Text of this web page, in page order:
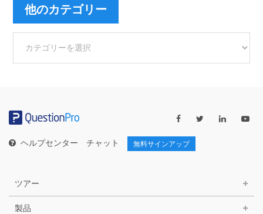
他のカテゴリー
カ
ー
ヘルプセンター チャット 無料サインアップ
ツアー
製品